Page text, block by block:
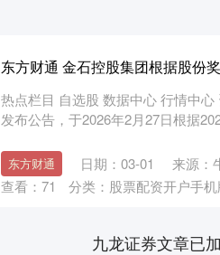
东方财通 金石控股集团根据股份
热点栏目 自选股 数据中心 行情中心
发布公告，于2026年2月27日根据
东方财通 日期：03-01
来源：
查看： 71 分类： 股票配资开户手机
九龙证券文章已